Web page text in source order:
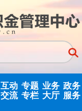
互动
交流
专题
专栏
业务
大厅
政务
服务